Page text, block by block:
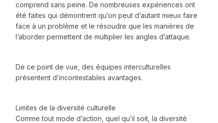
comprend sans peine. De nombreuses expériences ont
été faites qui démontrent qu’on peut d’autant mieux faire
face à un problème et le résoudre que les manières de
l’aborder permettent de multiplier les angles d’attaque.
De ce point de vue, des équipes interculturelles
présentent d’incontestables avantages.
Limites de la diversité culturelle
Comme tout mode d’action, quel qu’il soit, la diversité